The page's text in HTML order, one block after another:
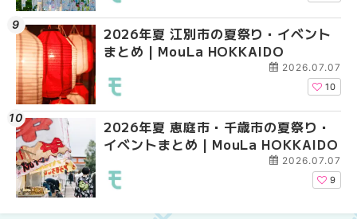
2026年夏 江別市の夏祭り・イベント
まとめ | MouLa HOKKAIDO
2026.07.07
10
2026年夏 恵庭市・千歳市の夏祭り・
イベントまとめ | MouLa HOKKAIDO
2026.07.07
9
2026年夏 札幌市南区
ントまとめ | MouLa
札幌の麻辣湯（マーラ
め専門店9選！本場の
新店まで徹底比較 |
2026年夏 札幌市南区
ントまとめ | MouLa
札幌の麻辣湯（マーラ
め専門店6選！本場の
新店まで徹底比較 |